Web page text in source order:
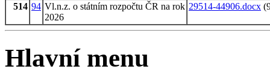
514 94 Vl.n.z. o státním rozpočtu ČR na rok
2026
29514-44906.docx
Hlavní menu